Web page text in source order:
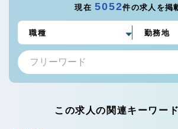
現在5052件の求人を掲
この求人の関連キーワー